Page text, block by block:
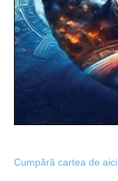
Cumpără cartea de aici